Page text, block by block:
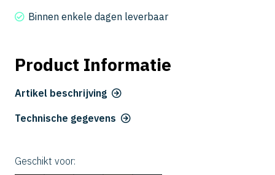
Binnen enkele dagen leverbaar
Product Informatie
Artikel beschrijving
Technische gegevens
Geschikt voor: